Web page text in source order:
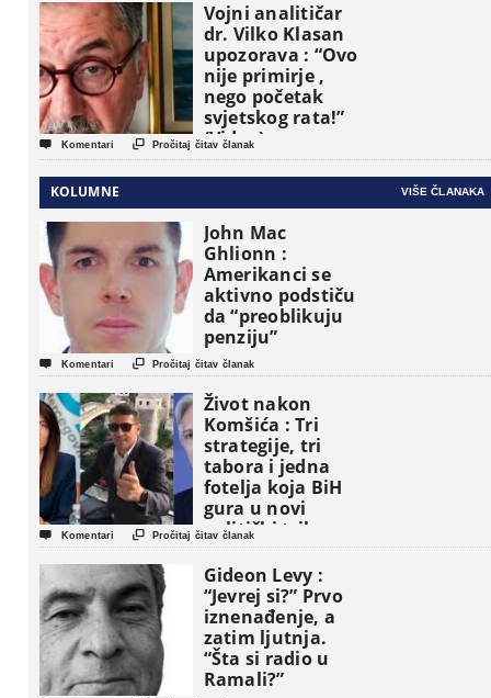
Vojni analitičar
dr. Vilko Klasan
upozorava : “Ovo
nije primirje ,
nego početak
svjetskog rata!”
(Video)
 Komentari  Pročitaj čitav članak
KOLUMNE VIŠE ČLANAKA
John Mac
Ghlionn :
Amerikanci se
aktivno podstiču
da “preoblikuju
penziju”
 Komentari  Pročitaj čitav članak
Život nakon
Komšića : Tri
strategije, tri
tabora i jedna
fotelja koja BiH
gura u novi
politički triler
 Komentari  Pročitaj čitav članak
Gideon Levy :
“Jevrej si?” Prvo
iznenađenje, a
zatim ljutnja.
“Šta si radio u
Ramali?”